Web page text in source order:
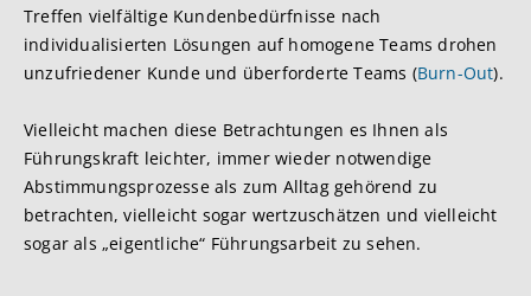
Treffen vielfältige Kundenbedürfnisse nach
individualisierten Lösungen auf homogene Teams drohen
unzufriedener Kunde und überforderte Teams (Burn-Out).
Vielleicht machen diese Betrachtungen es Ihnen als
Führungskraft leichter, immer wieder notwendige
Abstimmungsprozesse als zum Alltag gehörend zu
betrachten, vielleicht sogar wertzuschätzen und vielleicht
sogar als „eigentliche“ Führungsarbeit zu sehen.